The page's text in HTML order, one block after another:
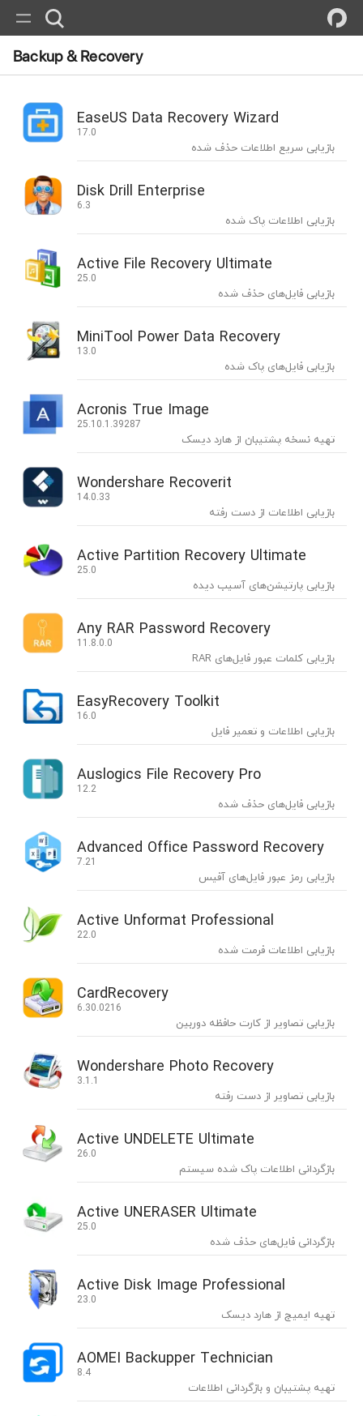
Backup & Recovery
EaseUS Data Recovery Wizard
17.0
بازیابی سریع اطلاعات حذف شده
Disk Drill Enterprise
6.3
بازیابی اطلاعات پاک شده
Active File Recovery Ultimate
25.0
بازیابی فایل‌های حذف شده
MiniTool Power Data Recovery
13.0
بازیابی فایل‌های پاک شده
Acronis True Image
25.10.1.39287
تهیه نسخه‌ پشتیبان از هارد دیسک
Wondershare Recoverit
14.0.33
بازیابی اطلاعات از دست رفته
Active Partition Recovery Ultimate
25.0
بازیابی پارتیشن‌های آسیب دیده
Any RAR Password Recovery
11.8.0.0
بازیابی کلمات عبور فایل‌های RAR
EasyRecovery Toolkit
16.0
بازیابی اطلاعات و تعمیر فایل
Auslogics File Recovery Pro
12.2
بازیابی فایل‌های حذف شده
Advanced Office Password Recovery
7.21
بازیابی رمز عبور فایل‌های آفیس
Active Unformat Professional
22.0
بازیابی اطلاعات فرمت شده
CardRecovery
6.30.0216
بازیابی تصاویر از کارت حافظه دوربین
Wondershare Photo Recovery
3.1.1
بازیابی تصاویر از دست رفته
Active UNDELETE Ultimate
26.0
بازگردانی اطلاعات پاک شده سیستم
Active UNERASER Ultimate
25.0
بازگردانی فایل‌های حذف شده
Active Disk Image Professional
23.0
تهیه ایمیج از هارد دیسک
AOMEI Backupper Technician
8.4
تهیه پشتیبان و بازگردانی اطلاعات